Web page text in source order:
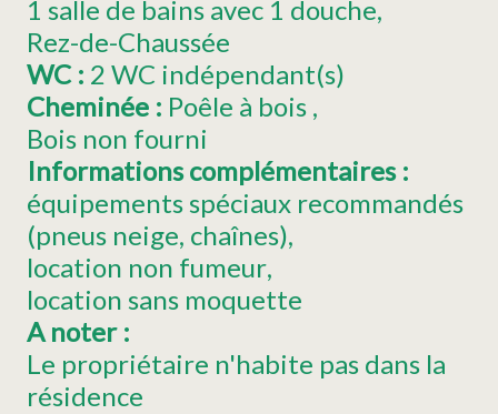
1 salle de bains avec 1 douche
Rez-de-Chaussée
WC : 2 WC indépendant(s)
Cheminée : Poêle à bois
Bois non fourni
Informations complémentaires :
équipements spéciaux recommandés
(pneus neige, chaînes)
location non fumeur
location sans moquette
A noter :
Le propriétaire n'habite pas dans la
résidence